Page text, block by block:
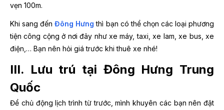
vẹn 100m.
Khi sang đếnĐông Hưng thì bạn có thể chọn các loại phương
tiện công cộng ở nơi đây như xe máy, taxi, xe lam, xe bus, xe
điện,… Bạn nên hỏi giá trước khi thuê xe nhé!
III. Lưu trú tại Đông Hưng Trung
Quốc
Để chủ động lịch trình từ trước, mình khuyên các bạn nên đặt